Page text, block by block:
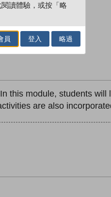
this module, students
are also
讀體驗，或按「略
員 登入 略過